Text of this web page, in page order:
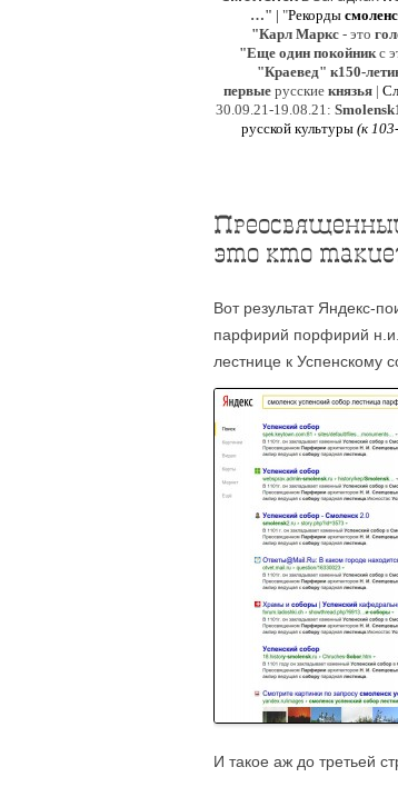
…" | "Рекорды
"Карл Маркс - это
"Еще один покойникс
"Краевед" к150-
первые русские князья |
30.09.21-19.08.21:
русской культуры (к
это кто
Вот результат Яндекс-
парфирий порфирий н.и.
лестнице к Успенскому
И такое аж до третьей